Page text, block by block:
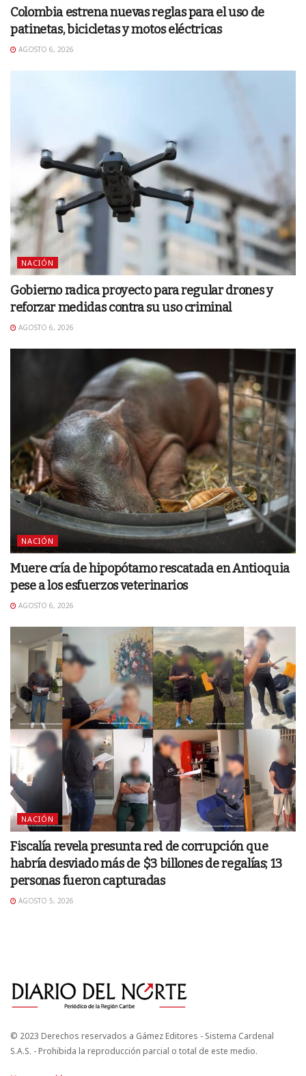
Colombia estrena nuevas reglas para el uso de
patinetas, bicicletas y motos eléctricas
AGOSTO 6, 2026
NACIÓN
Gobierno radica proyecto para regular drones y
reforzar medidas contra su uso criminal
AGOSTO 6, 2026
NACIÓN
Muere cría de hipopótamo rescatada en Antioquia
pese a los esfuerzos veterinarios
AGOSTO 6, 2026
NACIÓN
Fiscalía revela presunta red de corrupción que
habría desviado más de $3 billones de regalías; 13
personas fueron capturadas
AGOSTO 5, 2026
© 2023 Derechos reservados a Gámez Editores - Sistema Cardenal
S.A.S. - Prohibida la reproducción parcial o total de este medio.